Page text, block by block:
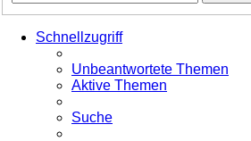
Schnellzugriff
Unbeantwortete Themen
Aktive Themen
Suche